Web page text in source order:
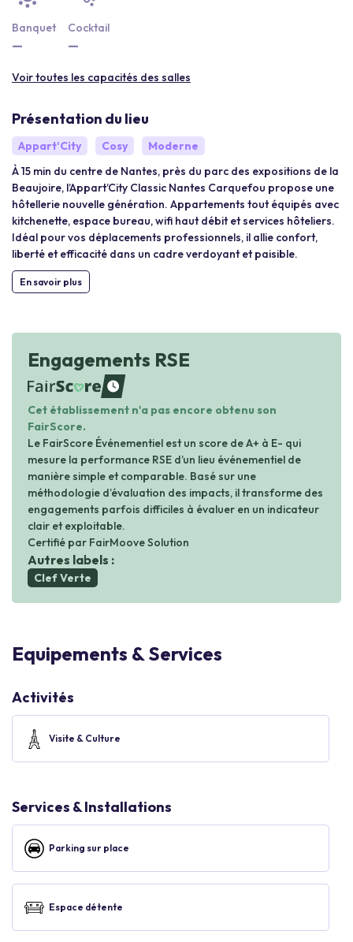
Banquet
—
Cocktail
—
Voir toutes les capacités des salles
Présentation du lieu
Appart'City Cosy
Moderne
À 15 min du centre de Nantes, près du parc des expositions de la
Beaujoire, l’Appart’City Classic Nantes Carquefou propose une
hôtellerie nouvelle génération. Appartements tout équipés avec
kitchenette, espace bureau, wifi haut débit et services hôteliers.
Idéal pour vos déplacements professionnels, il allie confort,
liberté et efficacité dans un cadre verdoyant et paisible.
En savoir plus
Engagements RSE
waiting
Cet établissement n'a pas encore obtenu son
FairScore.
Le FairScore Événementiel est un score de A+ à E- qui
mesure la performance RSE d’un lieu événementiel de
manière simple et comparable. Basé sur une
méthodologie d’évaluation des impacts, il transforme des
engagements parfois difficiles à évaluer en un indicateur
clair et exploitable.
Certifié par FairMoove Solution
Autres labels :
Clef Verte
Equipements & Services
Activités
Visite & Culture
Services & Installations
Parking sur place
Espace détente